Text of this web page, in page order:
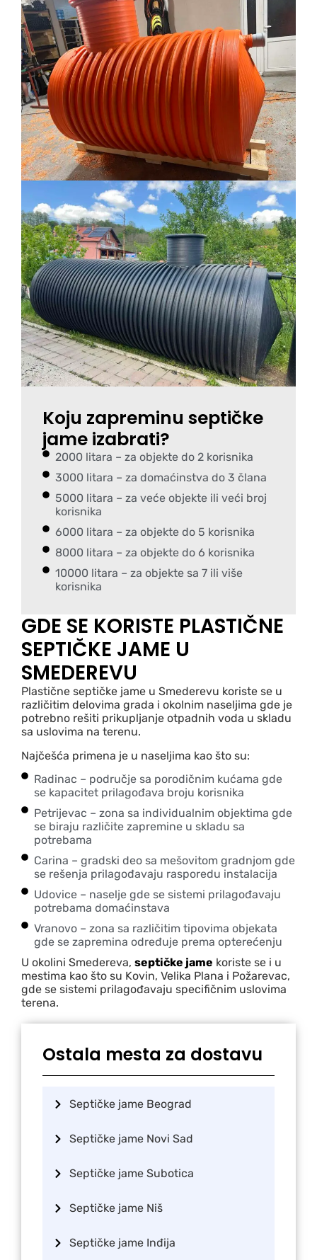
Ostala mesta za dostavu
Septičke jame Beograd
Septičke jame Novi Sad
Septičke jame Subotica
Septičke jame Niš
Septičke jame Inđija
Koju zapreminu septičke
jame izabrati?
2000 litara – za objekte do 2 korisnika
3000 litara – za domaćinstva do 3 člana
5000 litara – za veće objekte ili veći broj
korisnika
6000 litara – za objekte do 5 korisnika
8000 litara – za objekte do 6 korisnika
10000 litara – za objekte sa 7 ili više
korisnika
GDE SE KORISTE PLASTIČNE
SEPTIČKE JAME U
SMEDEREVU
Plastične septičke jame u Smederevu koriste se u
različitim delovima grada i okolnim naseljima gde je
potrebno rešiti prikupljanje otpadnih voda u skladu
sa uslovima na terenu.
Najčešća primena je u naseljima kao što su:
Radinac – područje sa porodičnim kućama gde
se kapacitet prilagođava broju korisnika
Petrijevac – zona sa individualnim objektima gde
se biraju različite zapremine u skladu sa
potrebama
Carina – gradski deo sa mešovitom gradnjom gde
se rešenja prilagođavaju rasporedu instalacija
Udovice – naselje gde se sistemi prilagođavaju
potrebama domaćinstava
Vranovo – zona sa različitim tipovima objekata
gde se zapremina određuje prema opterećenju
U okolini Smedereva, septičke jame koriste se i u
mestima kao što su Kovin, Velika Plana i Požarevac,
gde se sistemi prilagođavaju specifičnim uslovima
terena.